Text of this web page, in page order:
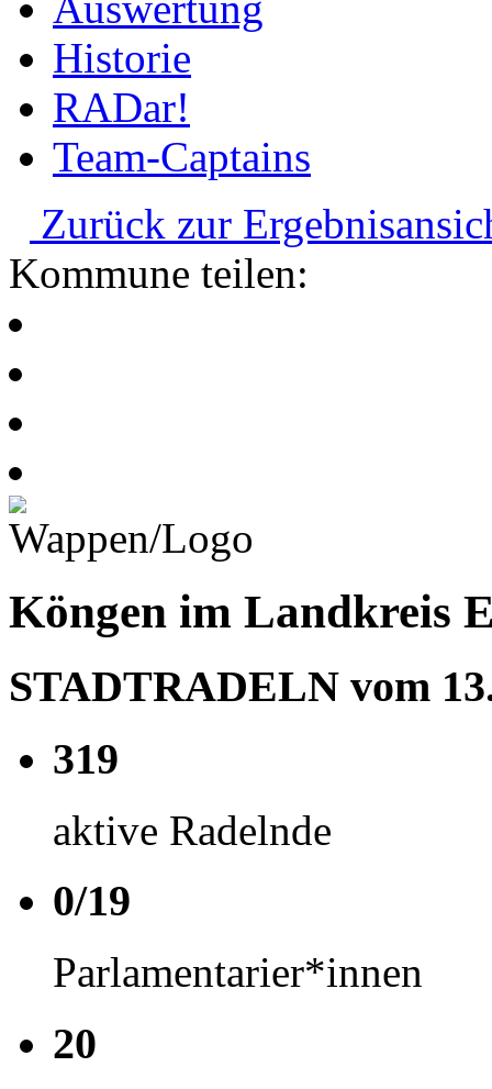
Historie
RADar!
Team-Captains
Zurück zur
Kommune teilen:
Köngen im Landkreis
STADTRADELN vom
319
aktive Radelnde
0/19
Parlamentarier*innen
20